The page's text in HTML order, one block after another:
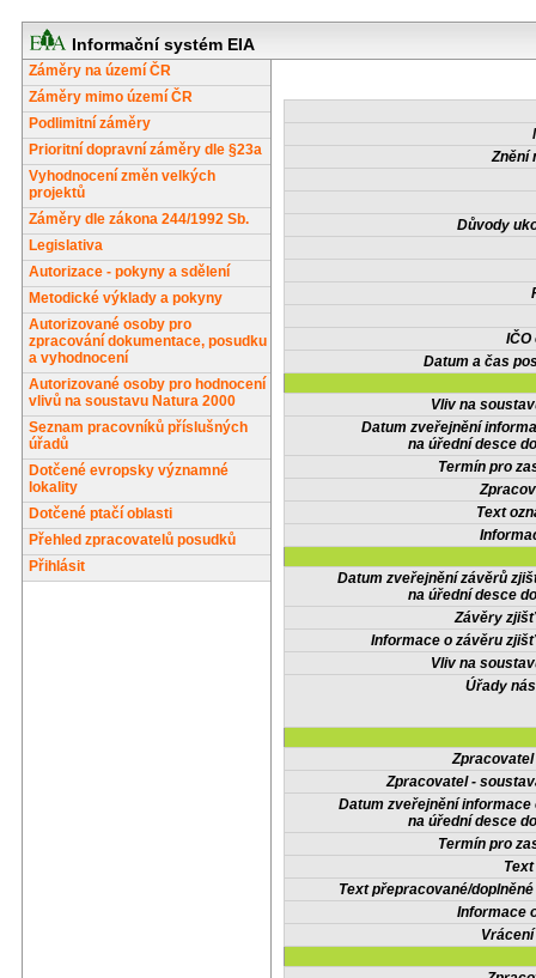
Informační systém EIA
Záměry na území ČR
Záměry mimo území ČR
Podlimitní záměry
Prioritní dopravní záměry dle §23a
Vyhodnocení změn velkých
projektů
Záměry dle zákona 244/1992 Sb.
Legislativa
Autorizace - pokyny a sdělení
Metodické výklady a pokyny
Autorizované osoby pro
zpracování dokumentace, posudku
a vyhodnocení
Autorizované osoby pro hodnocení
vlivů na soustavu Natura 2000
Seznam pracovníků příslušných
úřadů
Dotčené evropsky významné
lokality
Dotčené ptačí oblasti
Přehled zpracovatelů posudků
Přihlásit
Znění
Důvody
IČO
Datum a čas
Vliv na
Datum zveřejnění
na úřední desce
Termín pro
Text
Datum zveřejnění závěrů
na úřední desce
Závěry
Informace o závěru
Vliv na
Úřady
Zpracovatel -
Datum zveřejnění informace
na úřední desce
Termín pro
Text přepracované/
Informace